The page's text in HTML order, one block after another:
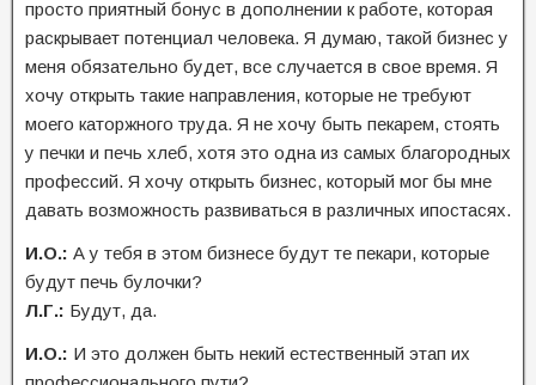
просто приятный бонус в дополнении к работе, которая
раскрывает потенциал человека. Я думаю, такой бизнес у
меня обязательно будет, все случается в свое время. Я
хочу открыть такие направления, которые не требуют
моего каторжного труда. Я не хочу быть пекарем, стоять
у печки и печь хлеб, хотя это одна из самых благородных
профессий. Я хочу открыть бизнес, который мог бы мне
давать возможность развиваться в различных ипостасях.
И.О.: А у тебя в этом бизнесе будут те пекари, которые
будут печь булочки?
Л.Г.: Будут, да.
И.О.: И это должен быть некий естественный этап их